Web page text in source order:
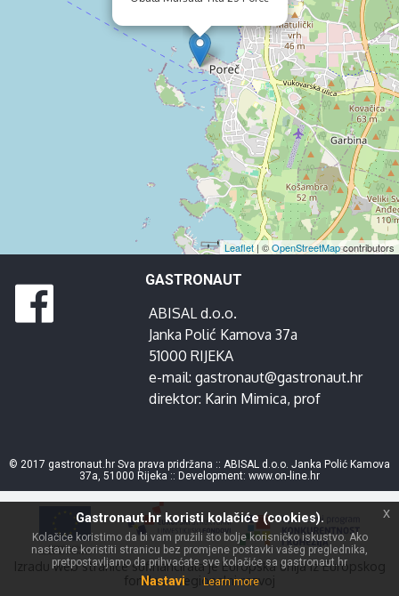
Leaflet| ©OpenStreetMapcontributors
GASTRONAUT
ABISAL d.o.o.
Janka Polić Kamova 37a
51000 RIJEKA
e-mail: gastronaut@gastronaut.hr
direktor: Karin Mimica, prof
© 2017 gastronaut.hr Sva prava pridržana :: ABISAL d.o.o. Janka Polić Kamova
37a, 51000 Rijeka :: Development: www.on-line.hr
Izradu web stranice sufinancirala je Europska unija iz Europskog
fonda za regionalni razvoj
Gastronaut.hr koristi kolačiće (cookies).
Kolačiće koristimo da bi vam pružili što bolje korisničko iskustvo. Ako
nastavite koristiti stranicu bez promjene postavki vašeg preglednika,
pretpostavljamo da prihvaćate sve kolačiće sa gastronaut.hr
Nastavi Learn more
x